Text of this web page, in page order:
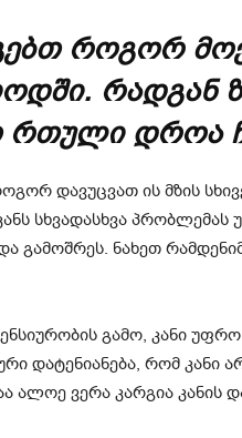
როგორ
რადგან
რთული დროა
დავუცვათ ის მზის
სხვადასხვა პრობლემას
გამოშრეს. ნახეთ
გამო, კანი
დატენიანება, რომ კანი
ალოე ვერა კარგია კანის